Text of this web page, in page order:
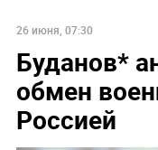
26 июня, 07:30
Буданов*
обмен
Россией